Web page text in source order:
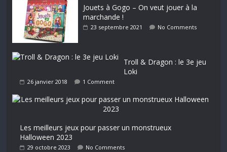
Jouets à Gogo – On veut jouer à la
marchande !
23 septembre 2021 No Comments
Troll & Dragon : le 3e jeu
Loki
26 janvier 2018 1 Comment
Les meilleurs jeux pour passer un monstrueux
Halloween 2023
29 octobre 2023 No Comments